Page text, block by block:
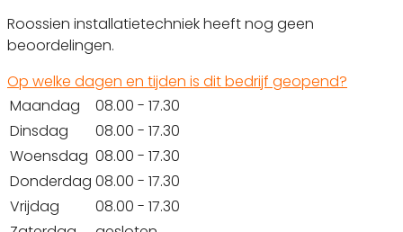
Roossien installatietechniek heeft nog geen
beoordelingen.
Op welke dagen en tijden is dit bedrijf geopend?
Maandag
08.00 - 17.30
Dinsdag
08.00 - 17.30
Woensdag 08.00 - 17.30
Donderdag 08.00 - 17.30
Vrijdag
08.00 - 17.30